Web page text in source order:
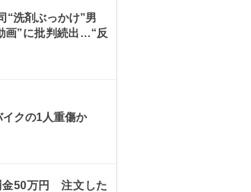
“洗剤ぶっかけ”男
画”に批判続出…“反
クの1人重傷か
金50万円 注文した